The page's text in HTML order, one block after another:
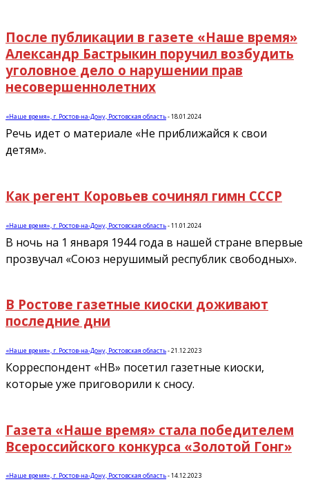
После публикации в газете «Наше время»
Александр Бастрыкин поручил возбудить
уголовное дело о нарушении прав
несовершеннолетних
«Наше время», г. Ростов-на-Дону, Ростовская область-18.01.2024
Речь идет о материале «Не приближайся к свои
детям».
Как регент Коровьев сочинял гимн СССР
«Наше время», г. Ростов-на-Дону, Ростовская область-11.01.2024
В ночь на 1 января 1944 года в нашей стране впервые
прозвучал «Союз нерушимый республик свободных».
В Ростове газетные киоски доживают
последние дни
«Наше время», г. Ростов-на-Дону, Ростовская область-21.12.2023
Корреспондент «НВ» посетил газетные киоски,
которые уже приговорили к сносу.
Газета «Наше время» стала победителем
Всероссийского конкурса «Золотой Гонг»
«Наше время», г. Ростов-на-Дону, Ростовская область-14.12.2023